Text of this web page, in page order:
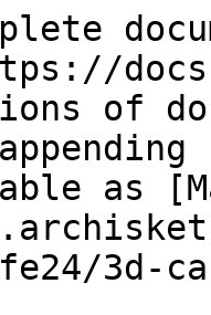
of
as
3d-